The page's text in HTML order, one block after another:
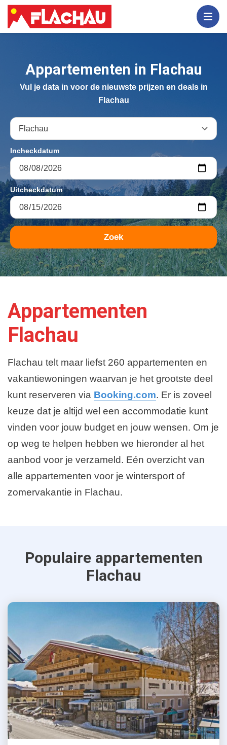
Overslaan
naar
Appartementen in Flachau
Vul je data in voor de nieuwste prijzen en deals in
Flachau
Incheckdatum
Uitcheckdatum
Zoek
Appartementen
Flachau
Flachau telt maar liefst 260 appartementen en
vakantiewoningen waarvan je het grootste deel
kunt reserveren via Booking.com. Er is zoveel
keuze dat je altijd wel een accommodatie kunt
vinden voor jouw budget en jouw wensen. Om je
op weg te helpen hebben we hieronder al het
aanbod voor je verzameld. Eén overzicht van
alle appartementen voor je wintersport of
zomervakantie in Flachau.
Populaire appartementen
Flachau
Accommodatie + skipas
Vakantiehuizen
Zomervakantie
Pistekaart
Skigebied
Skiverhuur
Skiles
Après-ski
Rodelen
Restaurants
Plattegrond en Route
Wandelen
Fietsen
Zwemmen
Zien en doen